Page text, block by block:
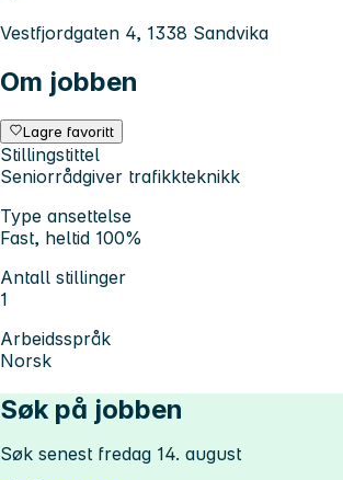
Vestfjordgaten 4, 1338 Sandvika
Om jobben
Lagre favoritt
Stillingstittel
Seniorrådgiver trafikkteknikk
Type ansettelse
Fast, heltid 100%
Antall stillinger
1
Arbeidsspråk
Norsk
Søk på jobben
Søk senest fredag 14. august